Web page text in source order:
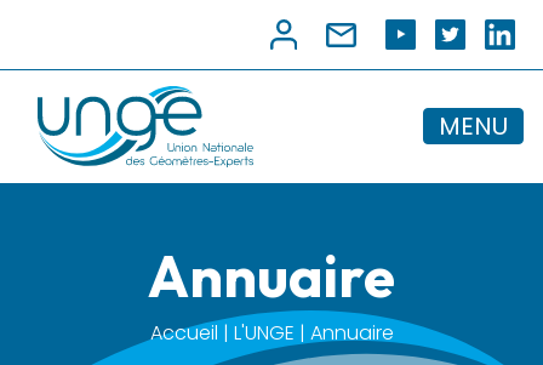
MENU
Annuaire
Accueil | L'UNGE | Annuaire